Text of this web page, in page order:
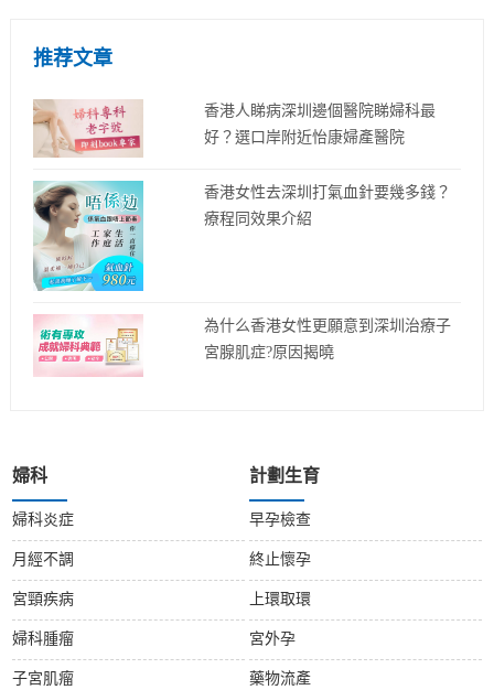
推荐文章
香港人睇病深圳邊個醫院睇婦科最
好？選口岸附近怡康婦產醫院
香港女性去深圳打氣血針要幾多錢？
療程同效果介紹
為什么香港女性更願意到深圳治療子
宮腺肌症?原因揭曉
婦科
婦科炎症
月經不調
宮頸疾病
婦科腫瘤
子宮肌瘤
計劃生育
早孕檢查
終止懷孕
上環取環
宮外孕
藥物流產